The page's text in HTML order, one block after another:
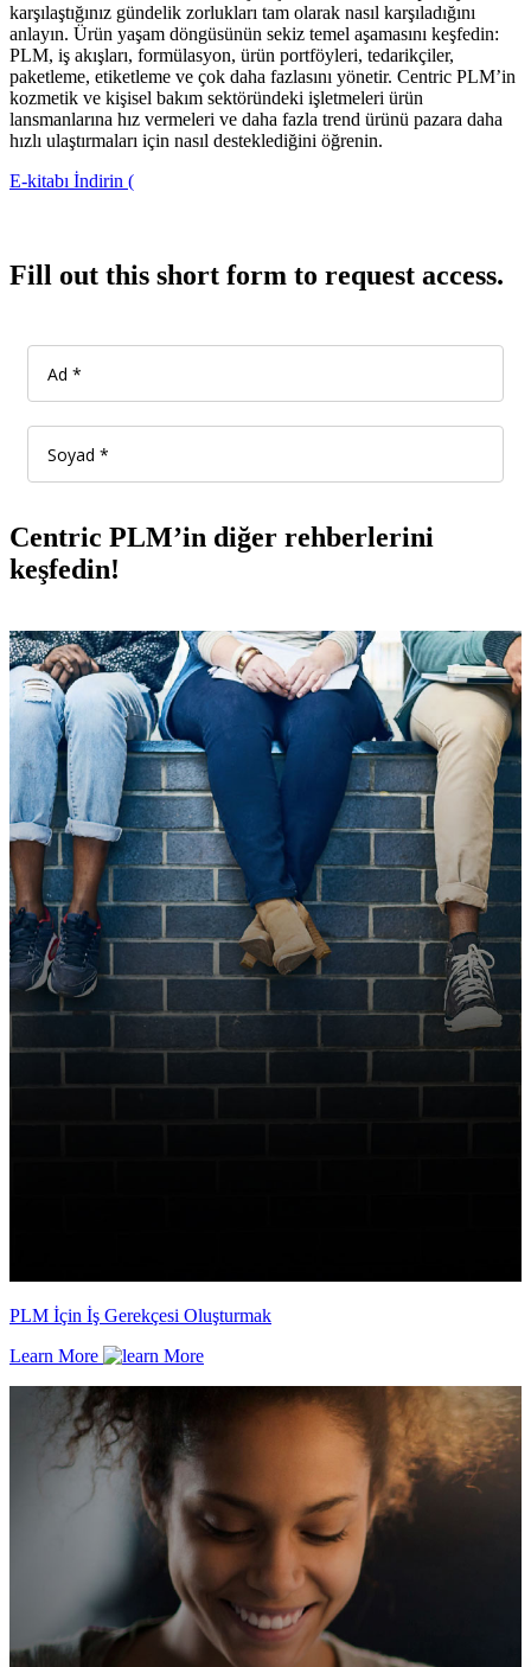
karşılaştığınız gündelik zorlukları tam olarak nasıl karşıladığını
anlayın. Ürün yaşam döngüsünün sekiz temel aşamasını keşfedin:
PLM, iş akışları, formülasyon, ürün portföyleri, tedarikçiler,
paketleme, etiketleme ve çok daha fazlasını yönetir. Centric PLM’in
kozmetik ve kişisel bakım sektöründeki işletmeleri ürün
lansmanlarına hız vermeleri ve daha fazla trend ürünü pazara daha
hızlı ulaştırmaları için nasıl desteklediğini öğrenin.
E-kitabı İndirin (
Fill out this short form to request access.
Centric PLM’in diğer rehberlerini
keşfedin!
PLM İçin İş Gerekçesi Oluşturmak
Learn More